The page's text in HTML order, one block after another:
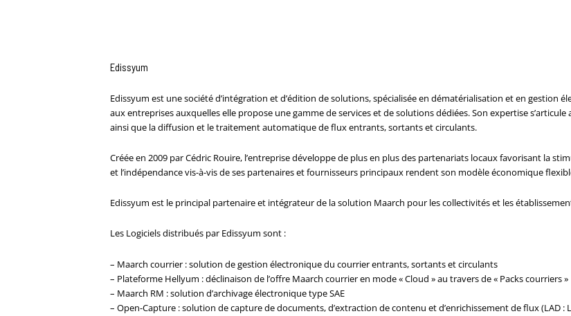
Edissyum
Edissyum est une société d’intégration et d’édition de solutions, spécialisée en dématérialisation et en gestion
aux entreprises auxquelles elle propose une gamme de services et de solutions dédiées. Son expertise
ainsi que la diffusion et le traitement automatique de flux entrants, sortants et circulants.
Créée en 2009 par Cédric Rouire, l’entreprise développe de plus en plus des partenariats locaux favorisant la
et l’indépendance vis-à-vis de ses partenaires et fournisseurs principaux rendent son modèle économique
Edissyum est le principal partenaire et intégrateur de la solution Maarch pour les collectivités et les
Les Logiciels distribués par Edissyum sont :
– Maarch courrier : solution de gestion électronique du courrier entrants, sortants et circulants
– Plateforme Hellyum : déclinaison de l’offre Maarch courrier en mode « Cloud » au travers de « Packs courriers »
– Maarch RM : solution d’archivage électronique type SAE
– Open-Capture : solution de capture de documents, d’extraction de contenu et d’enrichissement de flux (LAD